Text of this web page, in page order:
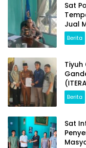
Sat
Jual
Berita
Berita
Sat